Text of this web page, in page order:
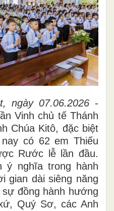
ngày 07.06.2026-
Vinh chủ tế Thánh
Chúa Kitô, đặc biệt
có 62 em Thiếu
Rước lễ lần đầu.
ý nghĩa trong hành
gian dài siêng năng
đồng hành hướng
Quý Sơ, các Anh